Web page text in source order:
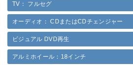
TV： フルセグ
オーディオ： CDまたはCDチェンジャー
ビジュアル DVD再生
アルミホイール：18インチ